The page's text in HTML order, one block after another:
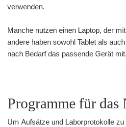
verwenden.
Manche nutzen einen Laptop, der
andere haben sowohl Tablet als
nach Bedarf das passende Gerät mit.
Programme für das
Um Aufsätze und Laborprotokolle